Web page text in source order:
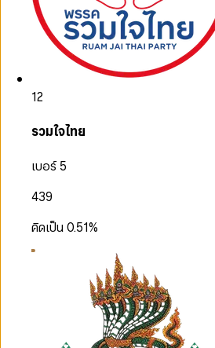
12
รวมใจไทย
เบอร์ 5
439
คิดเป็น0.51%